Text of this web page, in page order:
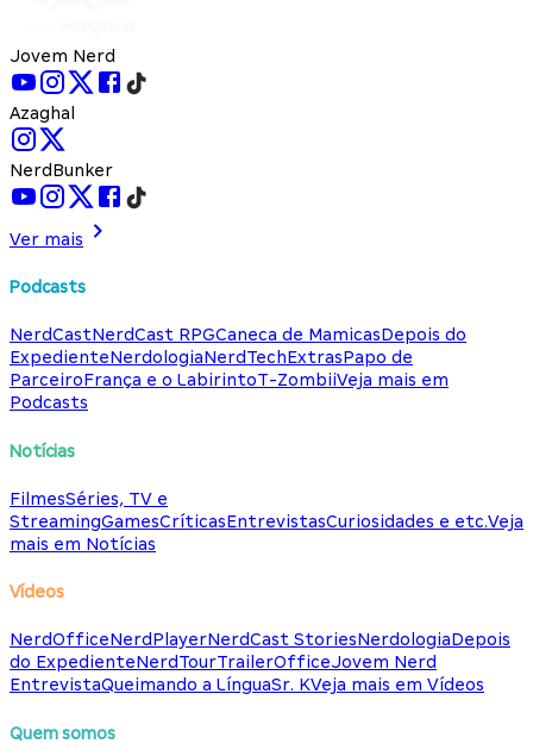
Jovem Nerd
Azaghal
NerdBunker
Ver mais
Podcasts
NerdCastNerdCast RPGCaneca de MamicasDepois do
ExpedienteNerdologiaNerdTechExtrasPapo de
ParceiroFrança e o LabirintoT-ZombiiVeja mais em
Podcasts
Notícias
FilmesSéries, TV e
StreamingGamesCríticasEntrevistasCuriosidades e etc.Veja
mais em Notícias
Vídeos
NerdOfficeNerdPlayerNerdCast StoriesNerdologiaDepois
do ExpedienteNerdTourTrailerOfficeJovem Nerd
EntrevistaQueimando a LínguaSr. KVeja mais em Vídeos
Quem somos